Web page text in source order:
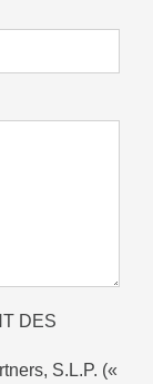
DES
S.L.P. («